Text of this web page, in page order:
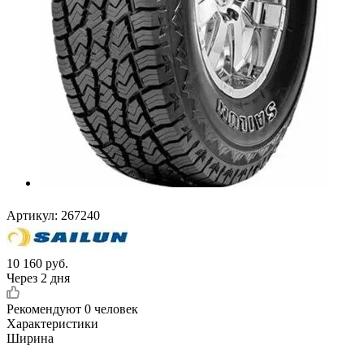
Артикул: 267240
10 160 руб.
Через 2 дня
Рекомендуют 0 человек
Характеристики
Ширина